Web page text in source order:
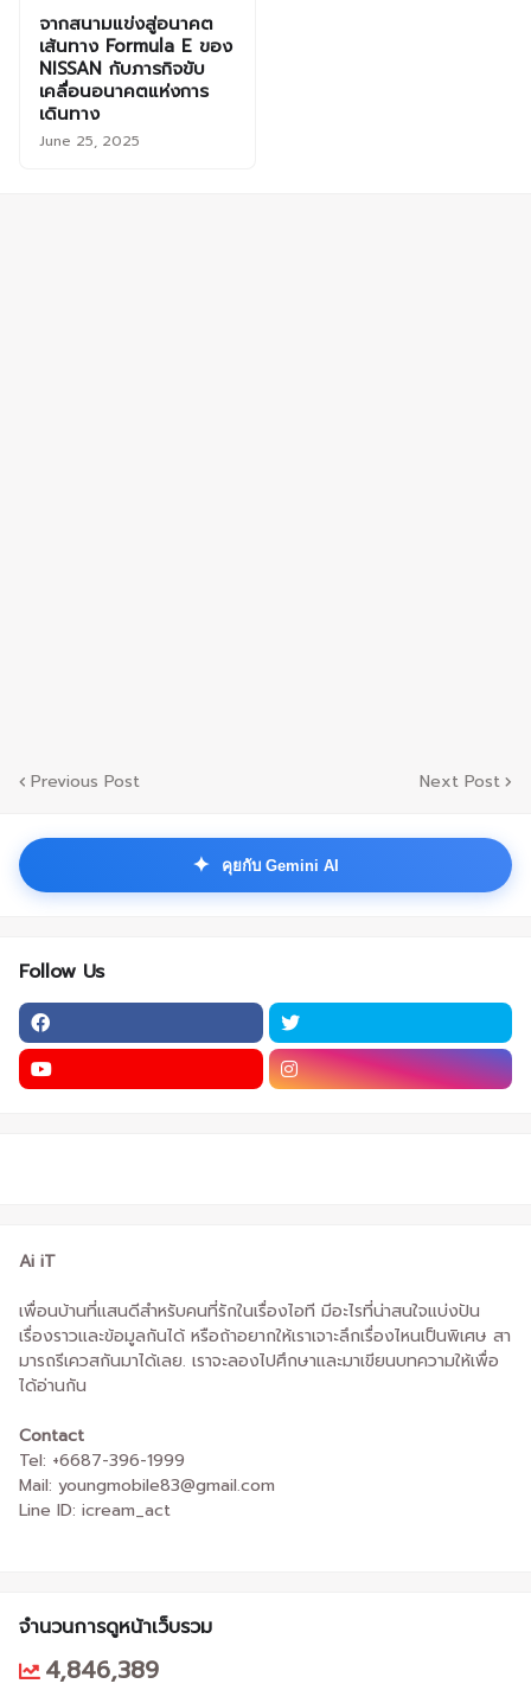
จากสนามแข่งสู่อนาคต
เส้นทาง Formula E ของ
NISSAN กับภารกิจขับ
เคลื่อนอนาคตแห่งการ
เดินทาง
June 25, 2025
Previous Post Next Post
✦ คุยกับ Gemini AI
Follow Us
Ai iT
เพื่อนบ้านที่แสนดีสำหรับคนที่รักในเรื่องไอที มีอะไรที่น่าสนใจแบ่งปัน
เรื่องราวและข้อมูลกันได้ หรือถ้าอยากให้เราเจาะลึกเรื่องไหนเป็นพิเศษ สา
มารถรีเควสกันมาได้เลย. เราจะลองไปศึกษาและมาเขียนบทความให้เพื่อ
ได้อ่านกัน
Contact
Tel: +6687-396-1999
Mail: youngmobile83@gmail.com
Line ID: icream_act
จำนวนการดูหน้าเว็บรวม
4,846,389